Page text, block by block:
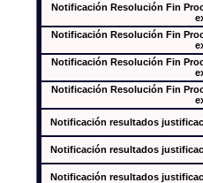
Notificación Resolución Fin
Notificación Resolución Fin
Notificación Resolución Fin
Notificación Resolución Fin
Notificación resultados
Notificación resultados
Notificación resultados